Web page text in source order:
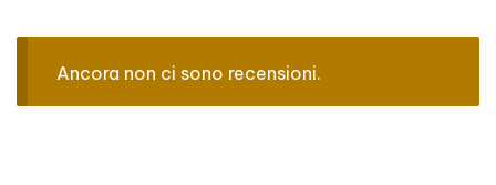
Ancora non ci sono recensioni.